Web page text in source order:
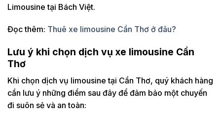
Limousine tại Bách Việt.
Đọc thêm: Thuê xe limousine Cần Thơ ở đâu?
Lưu ý khi chọn dịch vụ xe limousine Cần
Thơ
Khi chọn dịch vụ limousine tại Cần Thơ, quý khách hàng
cần lưu ý những điểm sau đây để đảm bảo một chuyến
đi suôn sẻ và an toàn: